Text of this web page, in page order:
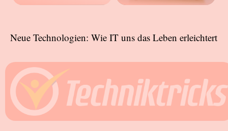
Neue Technologien: Wie IT uns das Leben erleichtert